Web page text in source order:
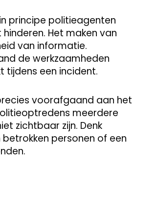
principe politieagenten
Het maken van
van informatie.
de werkzaamheden
tijdens een incident.
voorafgaand aan het
meerdere
zichtbaar zijn. Denk
personen of een